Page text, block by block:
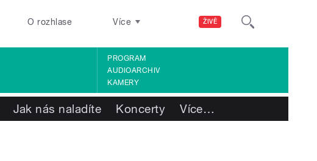
ŽIVĚ
O rozhlase Více
PROGRAM
AUDIOARCHIV
KAMERY
Jak nás naladíte Koncerty Více…